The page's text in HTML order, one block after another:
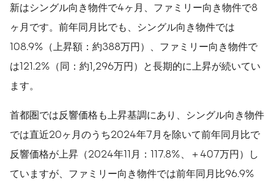
新はシングル向き物件で4ヶ月、ファミリー向き物件で8
ヶ月です。前年同月比でも、シングル向き物件では
108.9%（上昇額：約388万円）、ファミリー向き物件で
は121.2%（同：約1,296万円）と長期的に上昇が続いてい
ます。
首都圏では反響価格も上昇基調にあり、シングル向き物件
では直近20ヶ月のうち2024年7月を除いて前年同月比で
反響価格が上昇（2024年11月：117.8%、＋407万円）し
ていますが、ファミリー向き物件では前年同月比96.9%